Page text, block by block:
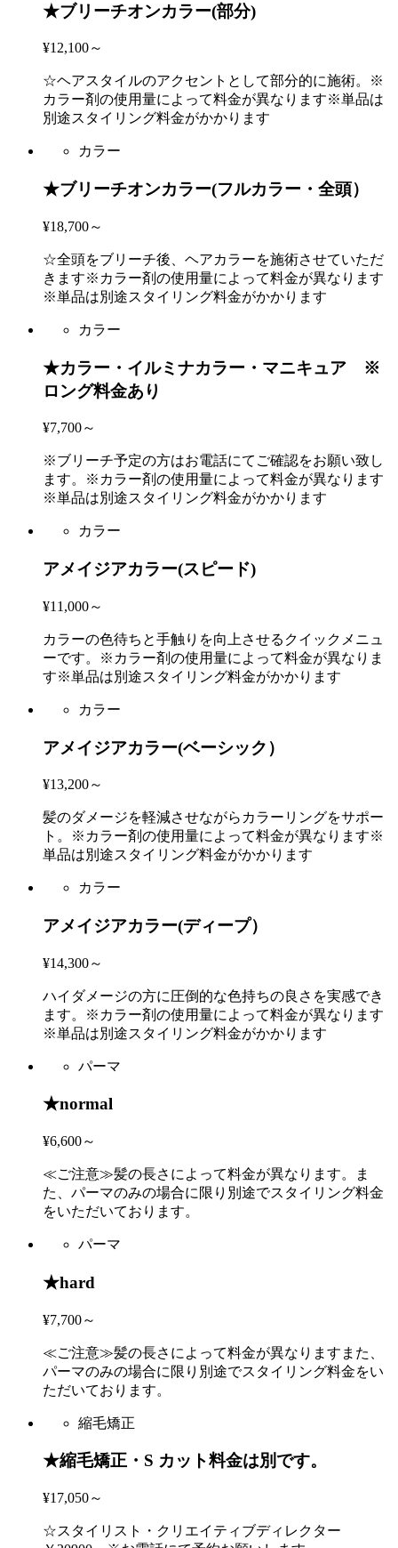
★ブリーチオンカラー(部分)
¥12,100～
☆ヘアスタイルのアクセントとして部分的に施術。※
カラー剤の使用量によって料金が異なります※単品は
別途スタイリング料金がかかります
カラー
★ブリーチオンカラー(フルカラー・全頭）
¥18,700～
☆全頭をブリーチ後、ヘアカラーを施術させていただ
きます※カラー剤の使用量によって料金が異なります
※単品は別途スタイリング料金がかかります
カラー
★カラー・イルミナカラー・マニキュア ※
ロング料金あり
¥7,700～
※ブリーチ予定の方はお電話にてご確認をお願い致し
ます。※カラー剤の使用量によって料金が異なります
※単品は別途スタイリング料金がかかります
カラー
アメイジアカラー(スピード)
¥11,000～
カラーの色待ちと手触りを向上させるクイックメニュ
ーです。※カラー剤の使用量によって料金が異なりま
す※単品は別途スタイリング料金がかかります
カラー
アメイジアカラー(ベーシック）
¥13,200～
髪のダメージを軽減させながらカラーリングをサポー
ト。※カラー剤の使用量によって料金が異なります※
単品は別途スタイリング料金がかかります
カラー
アメイジアカラー(ディープ）
¥14,300～
ハイダメージの方に圧倒的な色持ちの良さを実感でき
ます。※カラー剤の使用量によって料金が異なります
※単品は別途スタイリング料金がかかります
パーマ
★normal
¥6,600～
≪ご注意≫髪の長さによって料金が異なります。ま
た、パーマのみの場合に限り別途でスタイリング料金
をいただいております。
パーマ
★hard
¥7,700～
≪ご注意≫髪の長さによって料金が異なりますまた、
パーマのみの場合に限り別途でスタイリング料金をい
ただいております。
縮毛矯正
★縮毛矯正・S カット料金は別です。
¥17,050～
☆スタイリスト・クリエイティブディレクター